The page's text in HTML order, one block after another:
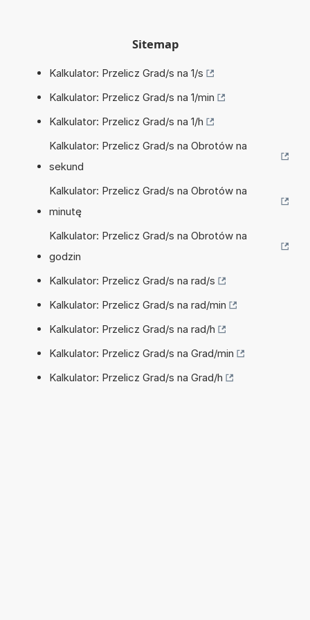
Sitemap
Kalkulator: Przelicz Grad/s na 1/s
Kalkulator: Przelicz Grad/s na 1/min
Kalkulator: Przelicz Grad/s na 1/h
Kalkulator: Przelicz Grad/s na Obrotów na
sekund
Kalkulator: Przelicz Grad/s na Obrotów na
minutę
Kalkulator: Przelicz Grad/s na Obrotów na
godzin
Kalkulator: Przelicz Grad/s na rad/s
Kalkulator: Przelicz Grad/s na rad/min
Kalkulator: Przelicz Grad/s na rad/h
Kalkulator: Przelicz Grad/s na Grad/min
Kalkulator: Przelicz Grad/s na Grad/h